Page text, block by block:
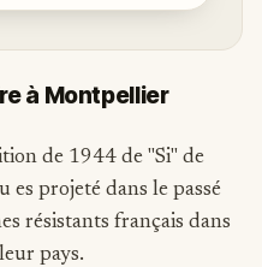
à Montpellier
de 1944 de "Si" de
es projeté dans le passé
résistants français dans
pays.